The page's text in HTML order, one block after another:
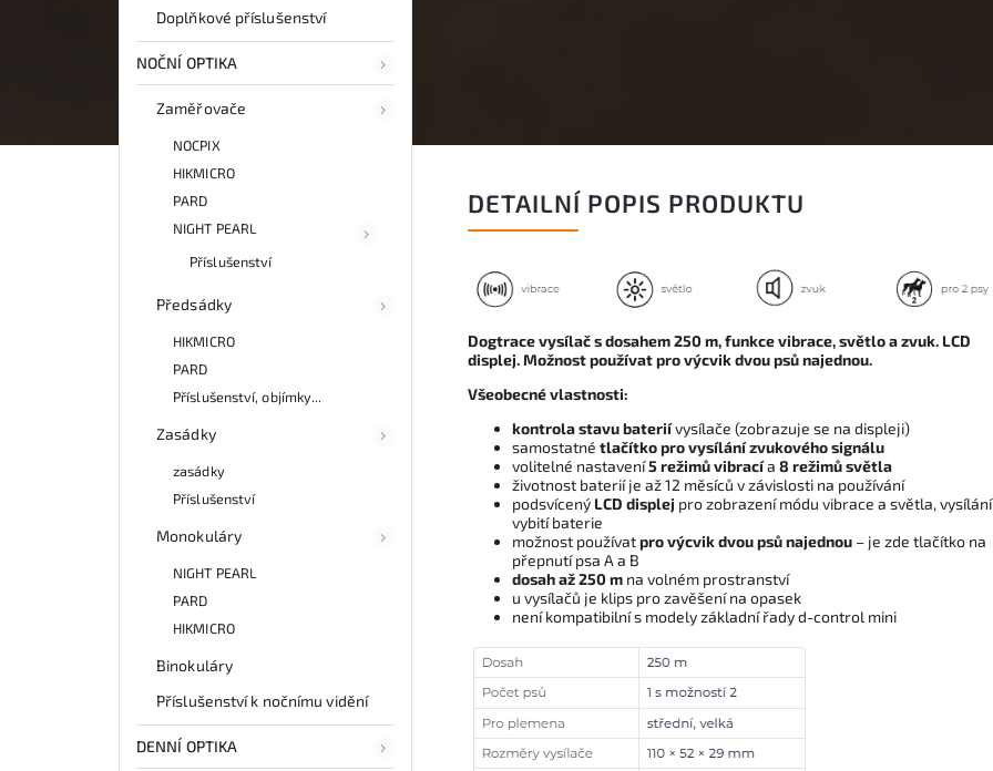
Doplňkové příslušenství
NOČNÍ OPTIKA
Zaměřovače
NOCPIX
HIKMICRO
PARD
NIGHT PEARL
Příslušenství
Předsádky
HIKMICRO
PARD
Příslušenství, objímky...
Zasádky
zasádky
Příslušenství
Monokuláry
NIGHT PEARL
PARD
HIKMICRO
Binokuláry
Příslušenství k nočnímu vidění
DENNÍ OPTIKA
DETAILNÍ POPIS PRODUKTU
Dogtrace vysílač s dosahem 250 m, funkce vibrace, světlo a zvuk. LCD
displej. Možnost používat pro výcvik dvou psů najednou.
Všeobecné vlastnosti:
kontrola stavu bateriívysílače (zobrazuje se na displeji)
samostatné tlačítko pro vysílání zvukového signálu
volitelné nastavení5 režimů vibracía 8 režimů světla
životnost baterií je až 12 měsíců v závislosti na používání
podsvícený LCD displej pro zobrazení módu vibrace a světla,
vybití baterie
možnost používatpro výcvik dvou psů najednou – je zde tlačítko na
přepnutí psa A a B
dosah až 250 m na volném prostranství
u vysílačů je klips pro zavěšení na opasek
není kompatibilní s modely základní řady d-control mini